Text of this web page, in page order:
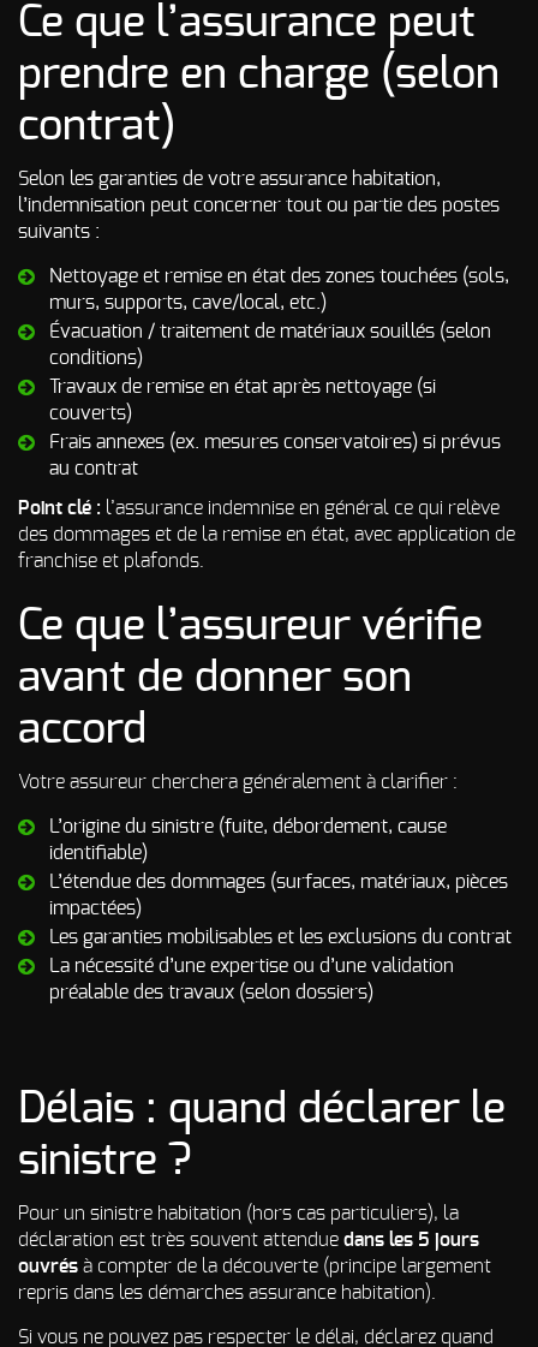
Odeur de
Tabac
- odeurs de
brûlé
d’incendie
CONTACT
Ce que l’assurance peut
prendre en charge (selon
contrat)
Selon les garanties de votre assurance habitation,
l’indemnisation peut concerner tout ou partie des postes
suivants :
Nettoyage et remise en état des zones touchées (sols,
murs, supports, cave/local, etc.)
Évacuation / traitement de matériaux souillés (selon
conditions)
Travaux de remise en état après nettoyage (si
couverts)
Frais annexes (ex. mesures conservatoires) si prévus
au contrat
Point clé : l’assurance indemnise en général ce qui relève
des dommages et de la remise en état, avec application de
franchise et plafonds.
Ce que l’assureur vérifie
avant de donner son
accord
Votre assureur cherchera généralement à clarifier :
L’origine du sinistre (fuite, débordement, cause
identifiable)
L’étendue des dommages (surfaces, matériaux, pièces
impactées)
Les garanties mobilisables et les exclusions du contrat
La nécessité d’une expertise ou d’une validation
préalable des travaux (selon dossiers)
Délais : quand déclarer le
sinistre ?
Pour un sinistre habitation (hors cas particuliers), la
déclaration est très souvent attendue dans les 5 jours
ouvrés à compter de la découverte (principe largement
repris dans les démarches assurance habitation).
Si vous ne pouvez pas respecter le délai, déclarez quand